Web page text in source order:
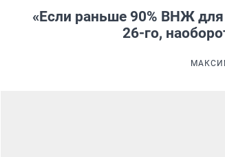
«Если раньше 90% ВНЖ
26-го,